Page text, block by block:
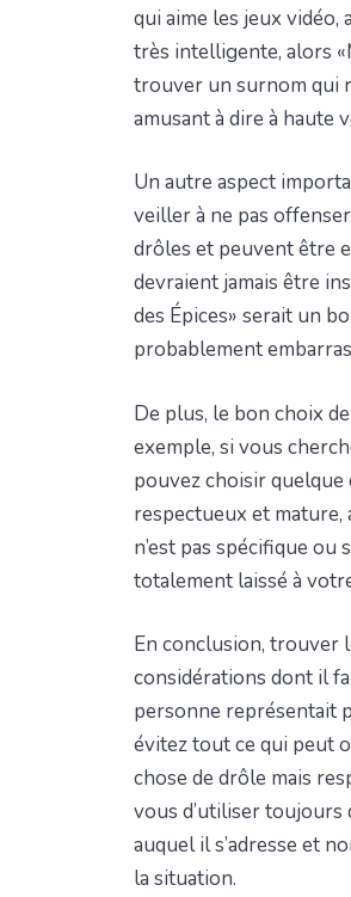
qui aime les jeux
très intelligente, alors
trouver un surnom qui
amusant à dire à haute
Un autre aspect
veiller à ne pas
drôles et peuvent être
devraient jamais être
des Épices» serait un
probablement
De plus, le bon choix
exemple, si vous
pouvez choisir quelque
respectueux et
n’est pas spécifique ou
totalement laissé à
En conclusion, trouver
considérations dont il
personne représentait
évitez tout ce qui peut
chose de drôle mais
vous d’utiliser
auquel il s’adresse et
la situation.